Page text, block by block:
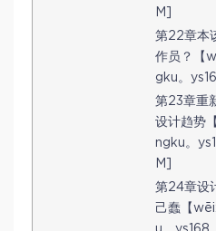
M]
第22章本
作员？【
gku。
第23章重
设计趋势
ngku。
M]
第24章设
己蠢【